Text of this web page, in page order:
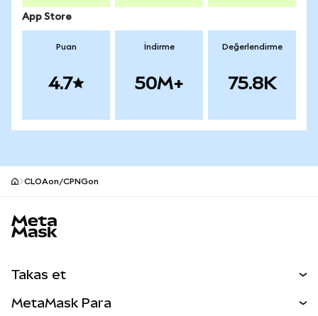
App Store
Puan
4.7
İndirme
50M+
Değerlendirme
75.8K
CLOAon/CPNGon
Takas et
MetaMask Para